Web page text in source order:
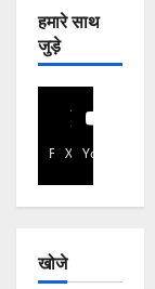
हमारे साथ
जुड़े
Facebook
X YouTube
खोजे